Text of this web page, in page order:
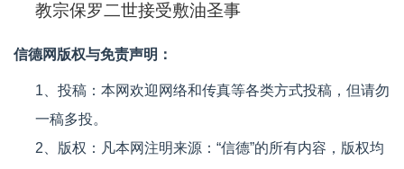
教宗保罗二世接受敷油圣事
信德网版权与免责声明：
1、投稿：本网欢迎网络和传真等各类方式投稿，但请勿
一稿多投。
2、版权：凡本网注明来源：“信德”的所有内容，版权均